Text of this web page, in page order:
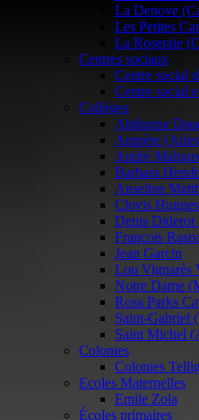
La Denove
Les Petites
La Roseraie
Centres sociaux
Centre social
Centre social
Collèges
Alphonse
Ampère
André
Barbara
Anselme
Clovis
Denis Diderot
François
Jean Garcin
Lou Vignarès
Notre Dame
Rosa Parks
Saint-Gabriel
Saint Michel
Colonies
Colonies
Ecoles Maternelles
Emile Zola
Écoles primaires